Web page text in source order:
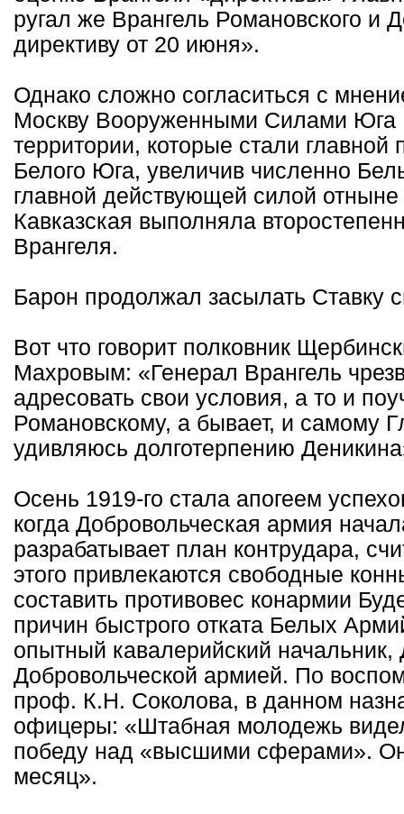
ругал же Врангель Романовского и
директиву от 20 июня».
Однако сложно согласиться с
Москву Вооруженными Силами
территории, которые стали главной
Белого Юга, увеличив численно
главной действующей силой
Кавказская выполняла
Врангеля.
Барон продолжал засылать Ставку
Вот что говорит полковник
Махровым: «Генерал Врангель
адресовать свои условия, а то и
Романовскому, а бывает, и самому
удивляюсь долготерпению
Осень 1919-го стала апогеем
когда Добровольческая армия
разрабатывает план контрудара,
этого привлекаются свободные
составить противовес конармии
причин быстрого отката Белых
опытный кавалерийский
Добровольческой армией. По
проф. К.Н. Соколова, в данном
офицеры: «Штабная молодежь
победу над «высшими сферами».
месяц».